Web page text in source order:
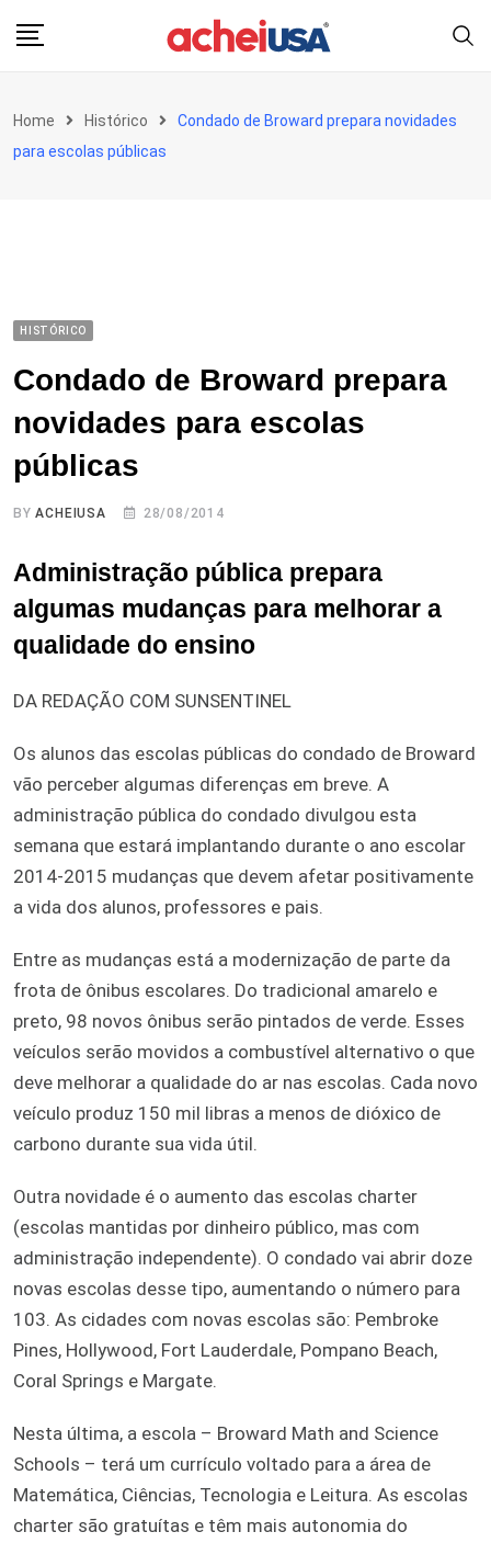
Home Histórico
Condado de Broward prepara novidades
para escolas públicas
HISTÓRICO
Condado de Broward prepara
novidades para escolas
públicas
BYACHEIUSA 28/08/2014
Administração pública prepara
algumas mudanças para melhorar a
qualidade do ensino
DA REDAÇÃO COM SUNSENTINEL
Os alunos das escolas públicas do condado de Broward
vão perceber algumas diferenças em breve. A
administração pública do condado divulgou esta
semana que estará implantando durante o ano escolar
2014-2015 mudanças que devem afetar positivamente
a vida dos alunos, professores e pais.
Entre as mudanças está a modernização de parte da
frota de ônibus escolares. Do tradicional amarelo e
preto, 98 novos ônibus serão pintados de verde. Esses
veículos serão movidos a combustível alternativo o que
deve melhorar a qualidade do ar nas escolas. Cada novo
veículo produz 150 mil libras a menos de dióxico de
carbono durante sua vida útil.
Outra novidade é o aumento das escolas charter
(escolas mantidas por dinheiro público, mas com
administração independente). O condado vai abrir doze
novas escolas desse tipo, aumentando o número para
103. As cidades com novas escolas são: Pembroke
Pines, Hollywood, Fort Lauderdale, Pompano Beach,
Coral Springs e Margate.
Nesta última, a escola – Broward Math and Science
Schools – terá um currículo voltado para a área de
Matemática, Ciências, Tecnologia e Leitura. As escolas
charter são gratuítas e têm mais autonomia do